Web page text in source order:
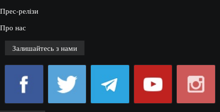
Прес-релізи
Про нас
Залишайтесь з нами